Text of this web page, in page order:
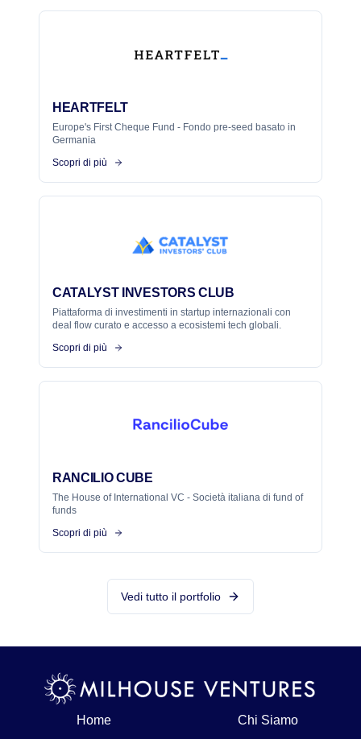
HEARTFELT
Europe's First Cheque Fund - Fondo pre-seed basato in
Germania
Scopri di più
CATALYST INVESTORS CLUB
Piattaforma di investimenti in startup internazionali con
deal flow curato e accesso a ecosistemi tech globali.
Scopri di più
RANCILIO CUBE
The House of International VC - Società italiana di fund of
funds
Scopri di più
Vedi tutto il portfolio
Home Chi Siamo